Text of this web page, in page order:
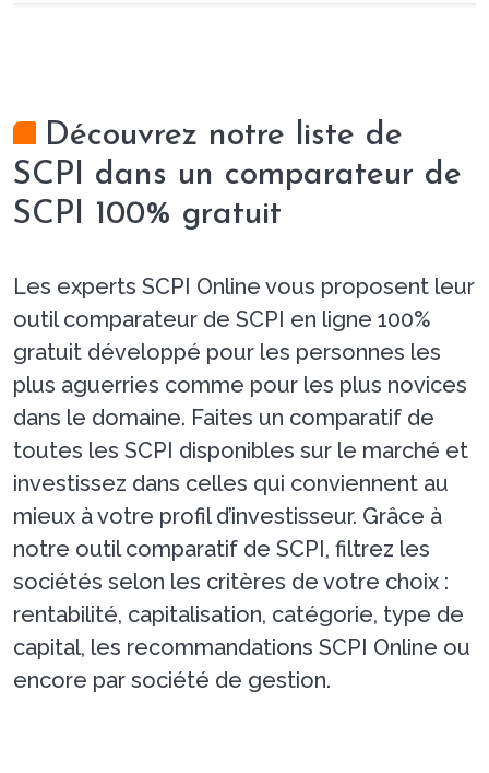
Découvrez notre liste de
SCPI dans un comparateur de
SCPI 100% gratuit
Les experts SCPI Online vous proposent leur
outil comparateur de SCPI en ligne 100%
gratuit développé pour les personnes les
plus aguerries comme pour les plus novices
dans le domaine. Faites un comparatif de
toutes les SCPI disponibles sur le marché et
investissez dans celles qui conviennent au
mieux à votre profil d’investisseur. Grâce à
notre outil comparatif de SCPI, filtrez les
sociétés selon les critères de votre choix :
rentabilité, capitalisation, catégorie, type de
capital, les recommandations SCPI Online ou
encore par société de gestion.